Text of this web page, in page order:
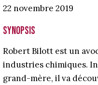
22 novembre 2019
Synopsis
Robert Bilott est un
industries chimiques.
grand-mère, il va